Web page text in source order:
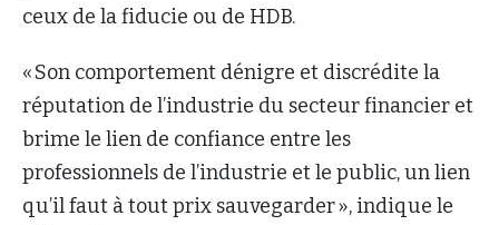
ceux de la fiducie ou de HDB.
« Son comportement dénigre et discrédite la
réputation de l’industrie du secteur financier et
brime le lien de confiance entre les
professionnels de l’industrie et le public, un lien
qu’il faut à tout prix sauvegarder », indique le